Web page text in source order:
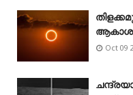
Oct 09